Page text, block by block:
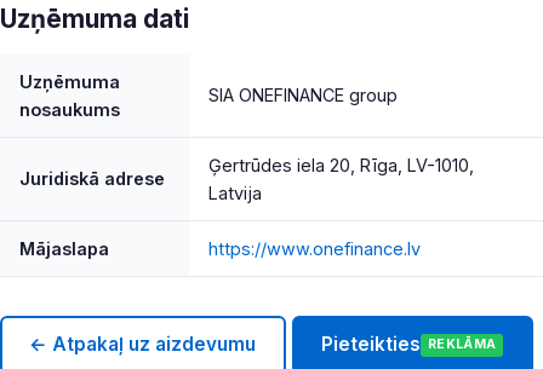
Uzņēmuma dati
Uzņēmuma
nosaukums
SIA ONEFINANCE group
Juridiskā adrese
Ģertrūdes iela 20, Rīga, LV-1010,
Latvija
Mājaslapa https://www.onefinance.lv
← Atpakaļ uz aizdevumu Pieteikties REKLĀMA